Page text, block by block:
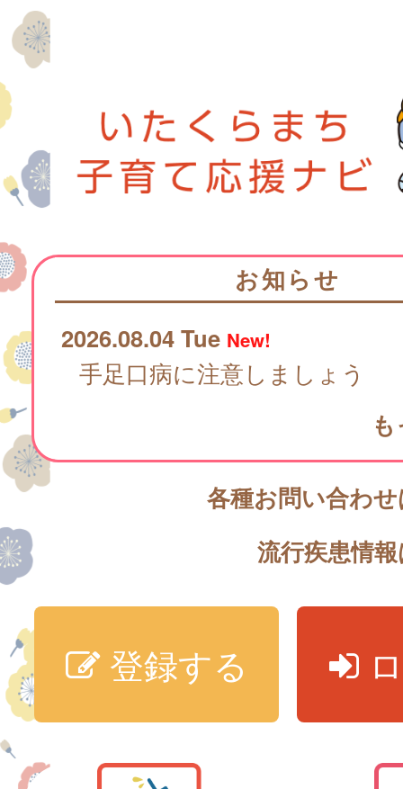
お知らせ
2026.08.04 Tue New!
手足口病に注意しましょう
各種お問い合わ
流行疾患情
登録する